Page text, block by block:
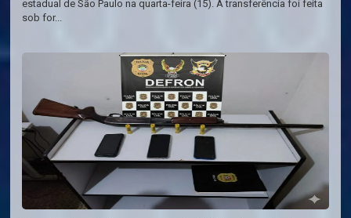
estadual de São Paulo na quarta-feira (15). A transferência foi feita
sob for...